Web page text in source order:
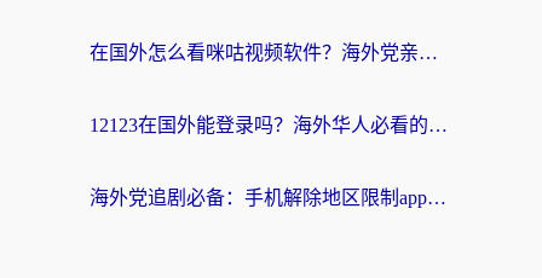
在国外怎么看咪咕视频软件？海外党亲测有效的回国加速方案
12123在国外能登录吗？海外华人必看的回国加速实用指南
海外党追剧必备：手机解除地区限制app怎么选？解决央视视频&国内剧地区限制全指南